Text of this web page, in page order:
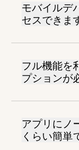
モバイルデ
セスできま
フル機能を
プションが
アプリにノ
くらい簡単